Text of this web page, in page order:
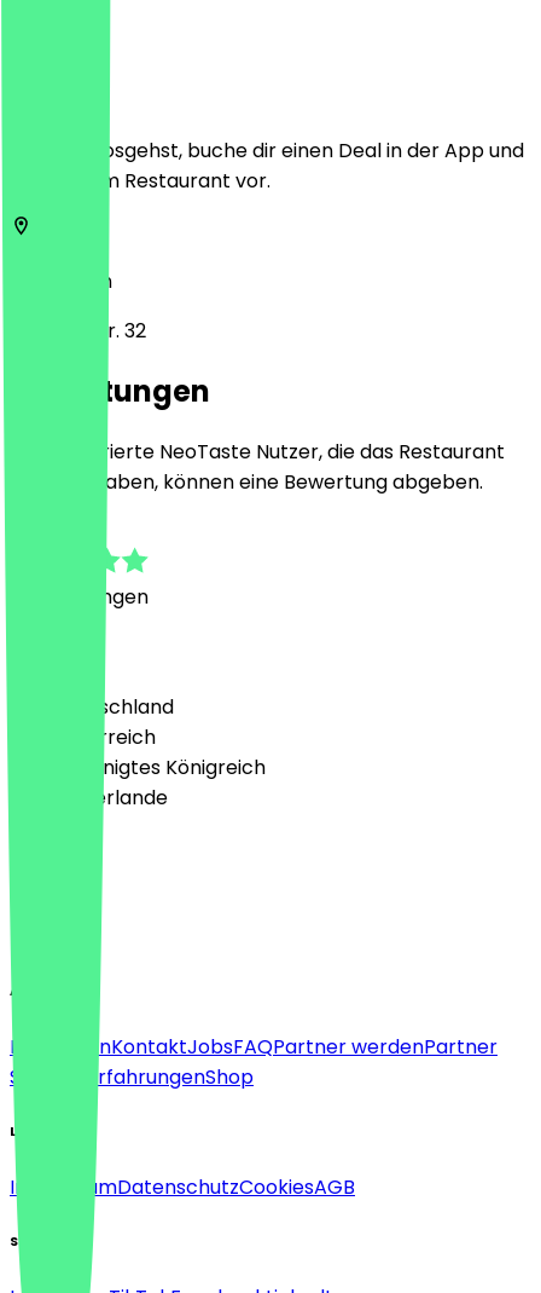
Bevor du losgehst, buche dir einen Deal in der App und
zeige ihn im Restaurant vor.
Berlin
Bahnhofstr. 32
Bewertungen
Nur registrierte NeoTaste Nutzer, die das Restaurant
besucht haben, können eine Bewertung abgeben.
Bewertungen
🇩🇪 Deutschland
🇦🇹 Österreich
🇬🇧 Vereinigtes Königreich
🇳🇱 Niederlande
Deutsch
English
About
Für FirmenKontaktJobsFAQPartner werdenPartner
Support
ErfahrungenShop
Legal
ImpressumDatenschutzCookiesAGB
Social